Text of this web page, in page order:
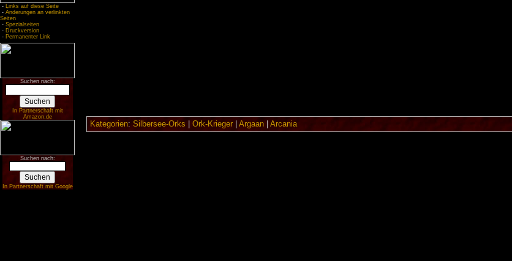
- Links auf diese Seite
- Änderungen an verlinkten
Seiten
- Spezialseiten
- Druckversion
- Permanenter Link
Suchen nach:
In Partnerschaft mit
Amazon.de
Suchen nach:
In Partnerschaft mit Google
Kategorien: Silbersee-Orks Ork-Krieger| Argaan| Arcania